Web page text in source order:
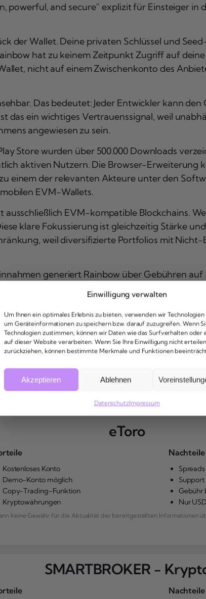
Einwilligung verwalten
Um Ihnen ein optimales Erlebnis zu bieten, verwenden wir Technologien
um Geräteinformationen zu speichern bzw. darauf zuzugreifen. Wenn
Technologien zustimmen, können wir Daten wie das Surfverhalten oder
auf dieser Website verarbeiten. Wenn Sie Ihre Einwilligung nicht
zurückziehen, können bestimmte Merkmale und Funktionen
Akzeptieren Ablehnen
DatenschutzImpressum
powerful, and secure“ explizit für Einsteiger
der Wallet. Deine privaten Schlüssel und
hat zu keinem Zeitpunkt Zugriff auf
nicht auf einem Zwischenkonto des
Das bedeutet: Jeder Entwickler kann
das ein wichtiges Vertrauenssignal, weil
angewiesen zu sein.
Store wurden über 500.000 Downloads
aktiven Nutzern. Die Browser-Erweiterung
einem der relevanten Akteure unter den
EVM-Wallets.
EVM-kompatible Blockchains.
klare Fokussierung ist gleichzeitig Stärke
weil diversifizierte Portfolios mit
generiert Rainbow über Gebühren auf
Einnahmen bei 1,22 Millionen US-
sich auf rund 2,98 Millionen US-Dollar – ein
Informationen (PII). Du musst keine
eToro
Kostenloses Konto
Demo-Konto möglich
Copy-Trading-Funktion
Kryptowährungen
Nachteile
Gebühr
Nur
keine Gewähr für die Aktualität der bereitgestellten Informationen
SMARTBROKER -
Nachteile